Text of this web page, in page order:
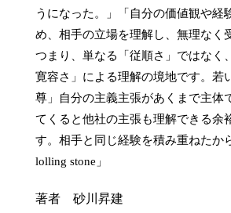
うになった。」「自分の価値観や経
め、相手の立場を理解し、無理なく
つまり、単なる「従順さ」ではなく
寛容さ」による理解の境地です。若
尊」自分の主義主張があくまで主体
てくると他社の主張も理解できる余
す。相手と同じ経験を積み重ねたか
著者 砂川昇建